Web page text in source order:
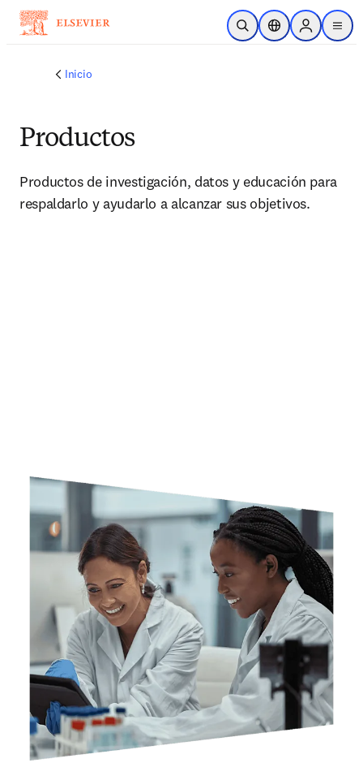
Saltar al contenido principal
Abrir búsqueda
Selector deSign in to
menu
Inicio
Productos
Productos de investigación, datos y educación para
respaldarlo y ayudarlo a alcanzar sus objetivos.